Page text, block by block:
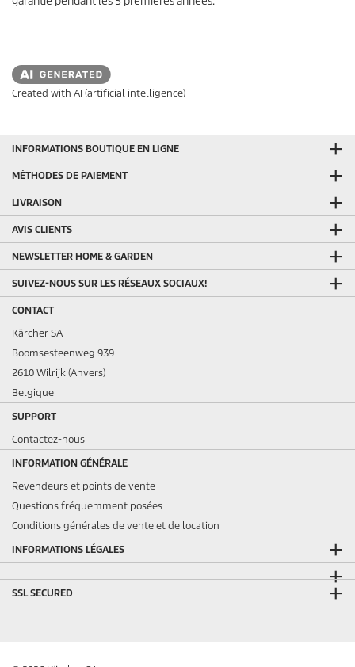
Created with AI (artificial intelligence)
INFORMATIONS BOUTIQUE EN LIGNE
MÉTHODES DE PAIEMENT
LIVRAISON
AVIS CLIENTS
NEWSLETTER HOME & GARDEN
SUIVEZ-NOUS SUR LES RÉSEAUX SOCIAUX!
CONTACT
Kärcher SA
Boomsesteenweg 939
2610 Wilrijk (Anvers)
Belgique
SUPPORT
Contactez-nous
INFORMATION GÉNÉRALE
Revendeurs et points de vente
Questions fréquemment posées
Conditions générales de vente et de location
INFORMATIONS LÉGALES
SSL SECURED